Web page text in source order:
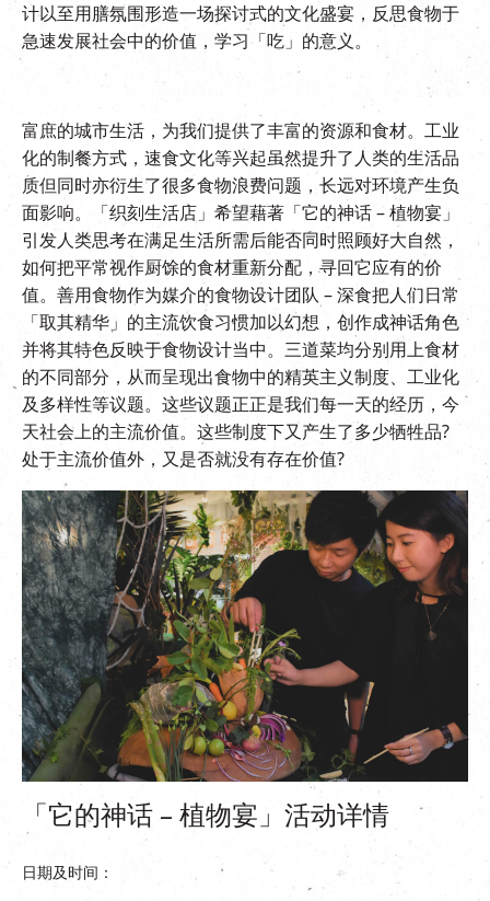
计以至用膳氛围形造一场探讨式的文化盛宴，反思食物于
急速发展社会中的价值，学习「吃」的意义。
富庶的城市生活，为我们提供了丰富的资源和食材。工业
化的制餐方式，速食文化等兴起虽然提升了人类的生活品
质但同时亦衍生了很多食物浪费问题，长远对环境产生负
面影响。「织刻生活店」希望藉著「它的神话 – 植物宴」
引发人类思考在满足生活所需后能否同时照顾好大自然，
如何把平常视作厨馀的食材重新分配，寻回它应有的价
值。善用食物作为媒介的食物设计团队 – 深食把人们日常
「取其精华」的主流饮食习惯加以幻想，创作成神话角色
并将其特色反映于食物设计当中。三道菜均分别用上食材
的不同部分，从而呈现出食物中的精英主义制度、工业化
及多样性等议题。这些议题正正是我们每一天的经历，今
天社会上的主流价值。这些制度下又产生了多少牺牲品?
处于主流价值外，又是否就没有存在价值?
「它的神话 – 植物宴」活动详情
日期及时间：